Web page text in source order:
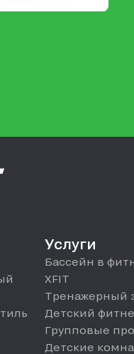
Услуги
Бассейн в
XFIT
Тренажерный
Детский
Групповые
Детские